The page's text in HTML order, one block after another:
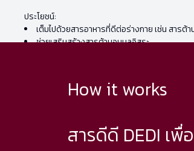
ประโยชน์:
เต็มไปด้วยสารอาหารที่ดีต่อร่างกาย เช่น สารต้
ช่วยเสริมสร้างสารต้านอนุมูลอิสระ
How it works
สารดีดี DEDI เ